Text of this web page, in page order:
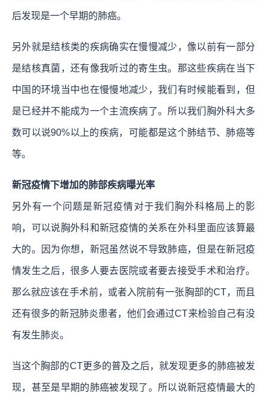
后发现是一个早期的肺癌。
另外就是结核类的疾病确实在慢慢减少，像以前有一部分
是结核真菌，还有像我听过的寄生虫。那这些疾病在当下
中国的环境当中也在慢慢地减少，我们有时候能看到，但
是已经并不能成为一个主流疾病了。所以我们胸外科大多
数可以说90%以上的疾病，可能都是这个肺结节、肺癌等
等。
新冠疫情下增加的肺部疾病曝光率
另外有一个问题是新冠疫情对于我们胸外科格局上的影
响，可以说胸外科和新冠疫情的关系在外科里面应该算最
大的。因为你想，新冠虽然说不导致肺癌，但是在新冠疫
情发生之后，很多人要去医院或者要去接受手术和治疗。
那么就应该在手术前，或者入院前有一张胸部的CT，而且
还有很多的新冠肺炎患者，他们会通过CT来检验自己有没
有发生肺炎。
当这个胸部的CT更多的普及之后，就发现更多的肺癌被发
现，甚至是早期的肺癌被发现了。所以说新冠疫情最大的